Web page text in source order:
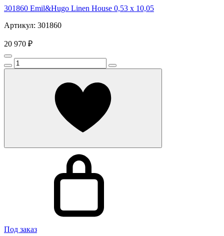
301860 Emil&Hugo Linen House 0,53 x 10,05
Артикул: 301860
20 970 ₽
Под заказ